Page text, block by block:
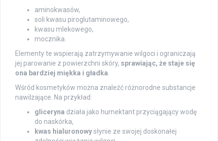
aminokwasów,
soli kwasu piroglutaminowego,
kwasu mlekowego,
mocznika.
Elementy te wspierają zatrzymywanie wilgoci i ograniczają
jej parowanie z powierzchni skóry, sprawiając, że staje się
ona bardziej miękka i gładka.
Wśród kosmetyków można znaleźć różnorodne substancje
nawilżające. Na przykład:
gliceryna działa jako humektant przyciągający wodę
do naskórka,
kwas hialuronowysłynie ze swojej doskonałej